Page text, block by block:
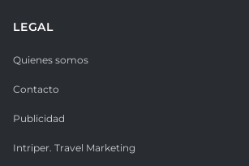
LEGAL
Quienes somos
Contacto
Publicidad
Intriper. Travel Marketing